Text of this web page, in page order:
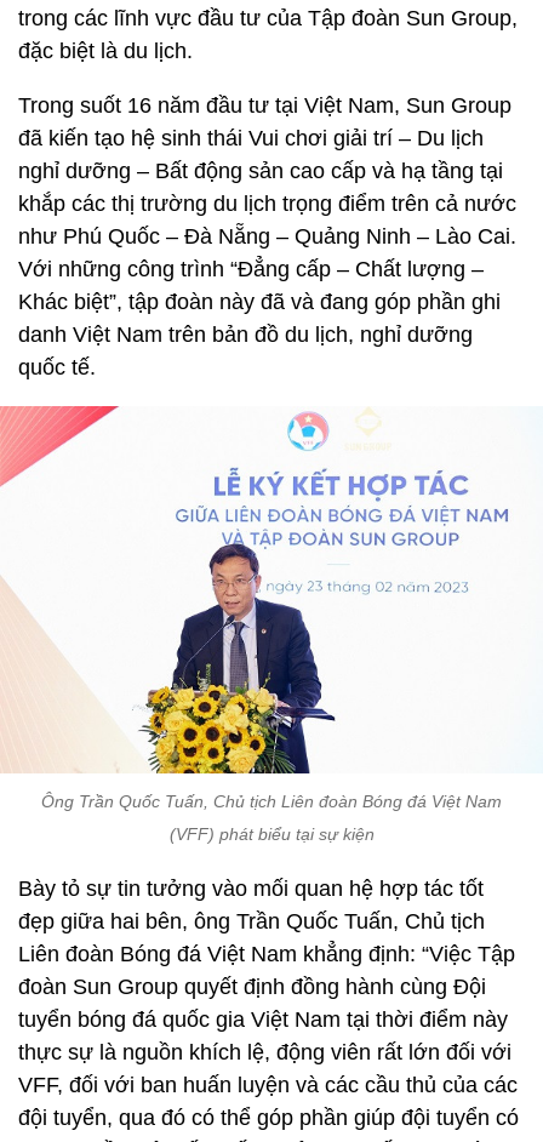
trong các lĩnh vực đầu tư của Tập đoàn Sun Group,
đặc biệt là du lịch.
Trong suốt 16 năm đầu tư tại Việt Nam, Sun Group
đã kiến tạo hệ sinh thái Vui chơi giải trí – Du lịch
nghỉ dưỡng – Bất động sản cao cấp và hạ tầng tại
khắp các thị trường du lịch trọng điểm trên cả nước
như Phú Quốc – Đà Nẵng – Quảng Ninh – Lào Cai.
Với những công trình “Đẳng cấp – Chất lượng –
Khác biệt”, tập đoàn này đã và đang góp phần ghi
danh Việt Nam trên bản đồ du lịch, nghỉ dưỡng
quốc tế.
Ông Trần Quốc Tuấn, Chủ tịch Liên đoàn Bóng đá Việt Nam
(VFF) phát biểu tại sự kiện
Bày tỏ sự tin tưởng vào mối quan hệ hợp tác tốt
đẹp giữa hai bên, ông Trần Quốc Tuấn, Chủ tịch
Liên đoàn Bóng đá Việt Nam khẳng định: “Việc Tập
đoàn Sun Group quyết định đồng hành cùng Đội
tuyển bóng đá quốc gia Việt Nam tại thời điểm này
thực sự là nguồn khích lệ, động viên rất lớn đối với
VFF, đối với ban huấn luyện và các cầu thủ của các
đội tuyển, qua đó có thể góp phần giúp đội tuyển có